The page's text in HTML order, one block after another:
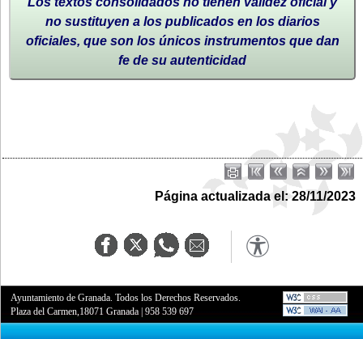
no sustituyen a los publicados en los diarios
oficiales, que son los únicos instrumentos que dan
fe de su autenticidad
Página actualizada el: 28/11/2023
Ayuntamiento de Granada. Todos los Derechos Reservados.
Plaza del Carmen,18071 Granada |958 539 697